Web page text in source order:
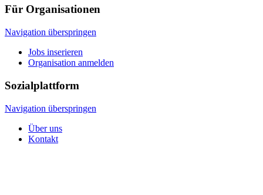
Für Organisationen
Navigation überspringen
Jobs inserieren
Organisation anmelden
Sozialplattform
Navigation überspringen
Über uns
Kontakt